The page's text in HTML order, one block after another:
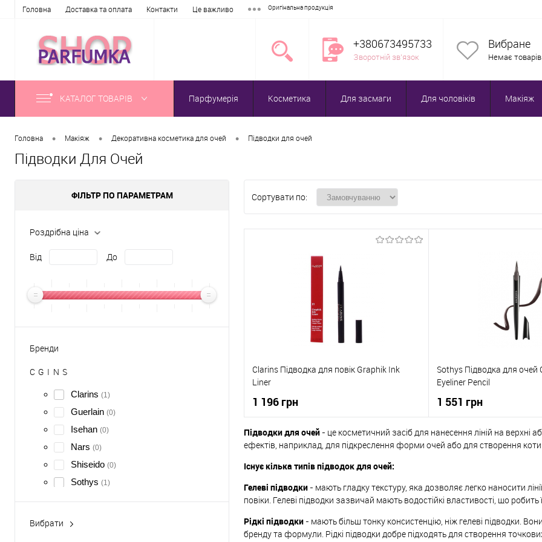
Головна Доставка та оплата Контакти Це важливо Оригінальна продукція
+380673495733
Зворотній зв'язок
Вибране
Немає товарів
КАТАЛОГ ТОВАРІВ Парфумерія Косметика Для засмаги Для чоловіків Макіяж
Головна • Макіяж • Декоративна косметика для очей • Підводки для очей
Підводки Для Очей
ФІЛЬТР ПО ПАРАМЕТРАМ
Роздрібна ціна
Від До
Бренди
C G I N S
Clarins (1)
Guerlain (0)
Isehan (0)
Nars (0)
Shiseido (0)
Sothys (1)
Вибрати
Сортувати по:
Clarins Підводка для повік Graphik Ink
Liner
1 196 грн
До кошика
Купити в 1 клік
До порівняння
До обраного
В наявності
Sothys Підводка для очей
Eyeliner Pencil
1 551 грн
До
До обраного
Підводки для очей- це косметичний засіб для нанесення ліній на верхні
ефектів, наприклад, для підкреслення форми очей або для створення
Існує кілька типів підводок для очей:
Гелеві підводки- мають гладку текстуру, яка дозволяє легко наносити
повіки. Гелеві підводки зазвичай мають водостійкі властивості, що
Рідкі підводки- мають більш тонку консистенцію, ніж гелеві підводки.
бренду та формули. Рідкі підводки добре підходять для створення